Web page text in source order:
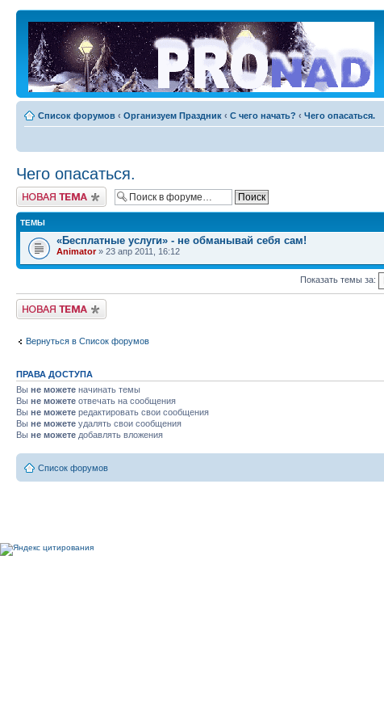
Список форумов ‹ Организуем Праздник ‹ С чего начать? ‹ Чего опасаться.
Чего опасаться.
Новая тема
ТЕМЫ
«Бесплатные услуги» - не обманывай себя сам!
Animator» 23 апр 2011, 16:12
Показать темы за:
Новая тема
Вернуться в Список форумов
ПРАВА ДОСТУПА
Вы не можете начинать темы
Вы не можете отвечать на сообщения
Вы не можете редактировать свои сообщения
Вы не можете удалять свои сообщения
Вы не можете добавлять вложения
Список форумов